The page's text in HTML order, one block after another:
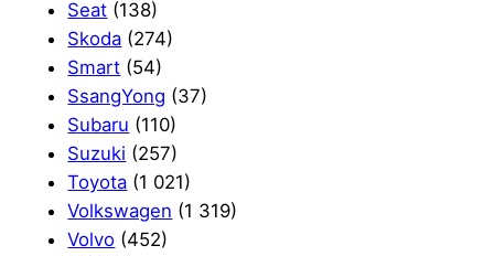
Seat (138)
Skoda (274)
Smart (54)
SsangYong (37)
Subaru (110)
Suzuki (257)
Toyota (1 021)
Volkswagen (1 319)
Volvo (452)